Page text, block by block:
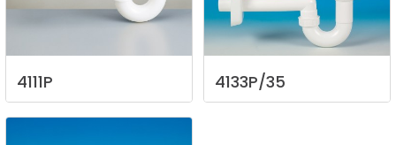
4111P 4133P/35